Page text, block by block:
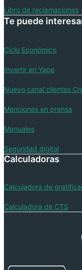
Libro de reclamaciones
Te puede
Ciclo Económico
Invertir en Yape
Nuevo canal clientes
Menciones en prensa
Manuales
Seguridad digital
Calculadoras
Calculadora de
Calculadora de CTS